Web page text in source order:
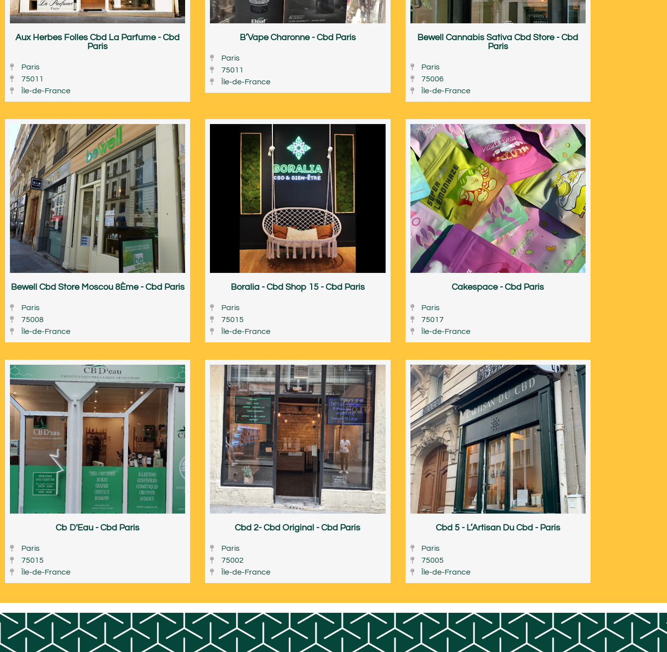
Aux Herbes Folles Cbd La Parfume - Cbd
Paris
Paris
75011
Île-de-France
B’Vape Charonne - Cbd Paris
Paris
75011
Île-de-France
Bewell Cannabis Sativa Cbd Store - Cbd
Paris
Paris
75006
Île-de-France
Bewell Cbd Store Moscou 8Ème - Cbd Paris
Paris
75008
Île-de-France
Boralia - Cbd Shop 15 - Cbd Paris
Paris
75015
Île-de-France
Cakespace - Cbd Paris
Paris
75017
Île-de-France
Cb D'Eau - Cbd Paris
Paris
75015
Île-de-France
Cbd 2- Cbd Original - Cbd Paris
Paris
75002
Île-de-France
Cbd 5 - L’Artisan Du Cbd - Paris
Paris
75005
Île-de-France